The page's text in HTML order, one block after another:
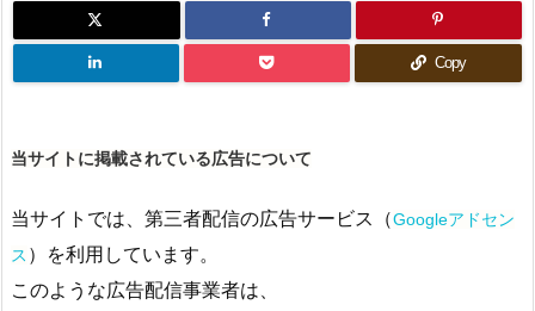
Copy
当サイトに掲載されている広告について
当サイトでは、第三者配信の広告サービス（Googleアドセン
ス ）を利用しています。
このような広告配信事業者は、